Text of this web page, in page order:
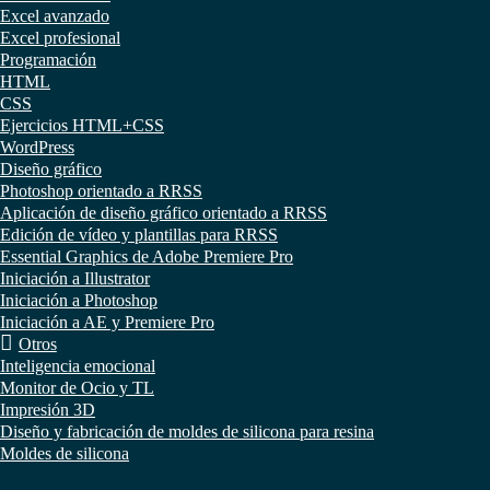
Excel avanzado
Excel profesional
Programación
HTML
CSS
Ejercicios HTML+CSS
WordPress
Diseño gráfico
Photoshop orientado a RRSS
Aplicación de diseño gráfico orientado a RRSS
Edición de vídeo y plantillas para RRSS
Essential Graphics de Adobe Premiere Pro
Iniciación a Illustrator
Iniciación a Photoshop
Iniciación a AE y Premiere Pro
Otros
Inteligencia emocional
Monitor de Ocio y TL
Impresión 3D
Diseño y fabricación de moldes de silicona para resina
Moldes de silicona